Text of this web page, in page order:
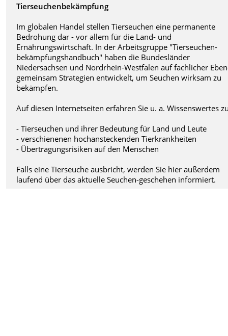
Tierseuchenbekämpfung
Im globalen Handel stellen Tierseuchen eine permanente
Bedrohung dar - vor allem für die Land- und
Ernährungswirtschaft. In der Arbeitsgruppe "Tierseuchen-
bekämpfungshandbuch" haben die Bundesländer
Niedersachsen und Nordrhein-Westfalen auf fachlicher
gemeinsam Strategien entwickelt, um Seuchen wirksam zu
bekämpfen.
Auf diesen Internetseiten erfahren Sie u. a. Wissenswertes
- Tierseuchen und ihrer Bedeutung für Land und Leute
- verschienenen hochansteckenden Tierkrankheiten
- Übertragungsrisiken auf den Menschen
Falls eine Tierseuche ausbricht, werden Sie hier außerdem
laufend über das aktuelle Seuchen-geschehen informiert.